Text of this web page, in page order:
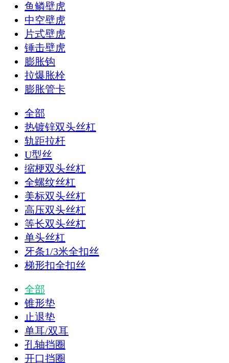
鱼鳞壁虎
中空壁虎
片式壁虎
锤击壁虎
膨胀钩
拉爆胀栓
膨胀管卡
全部
热镀锌双头丝杠
轨距拉杆
U型丝
缩梗双头丝杠
全螺纹丝杠
美标双头丝杠
高压双头丝杠
等长双头丝杠
单头丝杠
牙条1/3米全扣丝
梯形扣全扣丝
全部
锥形垫
止退垫
单耳/双耳
孔轴挡圈
开口挡圈